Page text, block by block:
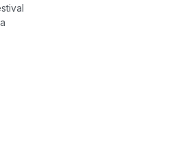
suami bukanlah besar,” ujarnya
pendidikan prasekolah di
dapat tinggal bersama keluarga,